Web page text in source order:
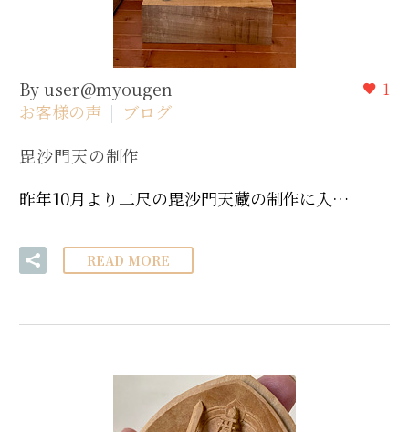
1
By user@myougen
お客様の声
ブログ
毘沙門天の制作
昨年10月より二尺の毘沙門天蔵の制作に入…
READ MORE